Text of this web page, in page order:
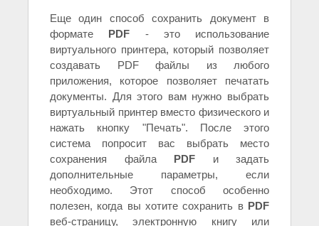
Еще один способ сохранить документ в
формате PDF - это использование
виртуального принтера, который позволяет
создавать PDF файлы из любого
приложения, которое позволяет печатать
документы. Для этого вам нужно выбрать
виртуальный принтер вместо физического и
нажать кнопку "Печать". После этого
система попросит вас выбрать место
сохранения файла PDF и задать
дополнительные параметры, если
необходимо. Этот способ особенно
полезен, когда вы хотите сохранить в PDF
веб-страницу, электронную книгу или